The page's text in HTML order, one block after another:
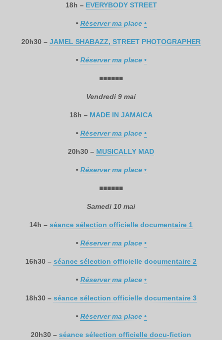
18h – EVERYBODY STREET
• Réserver ma place •
20h30 – JAMEL SHABAZZ, STREET PHOTOGRAPHER
• Réserver ma place •
■■■■■■
Vendredi 9 mai
18h – MADE IN JAMAICA
• Réserver ma place •
20h30 – MUSICALLY MAD
• Réserver ma place •
■■■■■■
Samedi 10 mai
14h – séance sélection officielle documentaire 1
• Réserver ma place •
16h30 – séance sélection officielle documentaire 2
• Réserver ma place •
18h30 – séance sélection officielle documentaire 3
• Réserver ma place •
20h30 – séance sélection officielle docu-fiction